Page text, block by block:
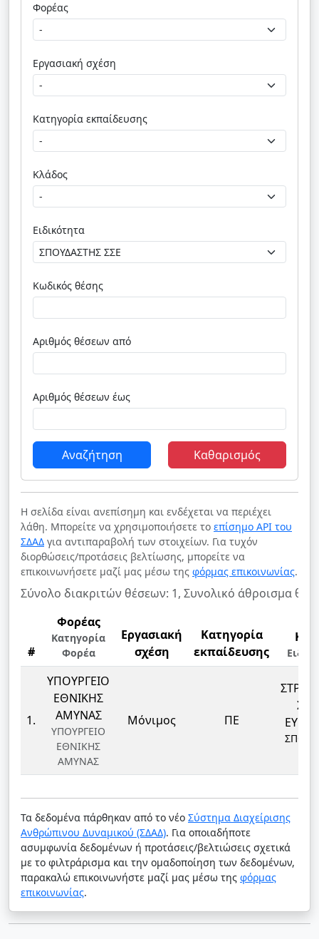
Φορέας
Εργασιακή σχέση
Κατηγορία εκπαίδευσης
Κλάδος
Ειδικότητα
Κωδικός θέσης
Αριθμός θέσεων από
Αριθμός θέσεων έως
Αναζήτηση Καθαρισμός
Η σελίδα είναι ανεπίσημη και ενδέχεται να περιέχει
λάθη. Μπορείτε να χρησιμοποιήσετε το επίσημο API του
ΣΔΑΔ για αντιπαραβολή των στοιχείων. Για τυχόν
διορθώσεις/προτάσεις βελτίωσης, μπορείτε να
επικοινωνήσετε μαζί μας μέσω της φόρμας επικοινωνίας.
Σύνολο διακριτών θέσεων: 1, Συνολικό άθροισμα
#
Φορέας
Κατηγορία
Φορέα
Εργασιακή
σχέση
Κατηγορία
εκπαίδευσης
1.
ΥΠΟΥΡΓΕΙΟ
ΕΘΝΙΚΗΣ
ΑΜΥΝΑΣ
ΥΠΟΥΡΓΕΙΟ
ΕΘΝΙΚΗΣ
ΑΜΥΝΑΣ
Μόνιμος ΠΕ
Τα δεδομένα πάρθηκαν από το νέο Σύστημα Διαχείρισης
Ανθρώπινου Δυναμικού (ΣΔΑΔ). Για οποιαδήποτε
ασυμφωνία δεδομένων ή προτάσεις/βελτιώσεις σχετικά
με το φιλτράρισμα και την ομαδοποίηση των δεδομένων,
παρακαλώ επικοινωνήστε μαζί μας μέσω της φόρμας
επικοινωνίας.